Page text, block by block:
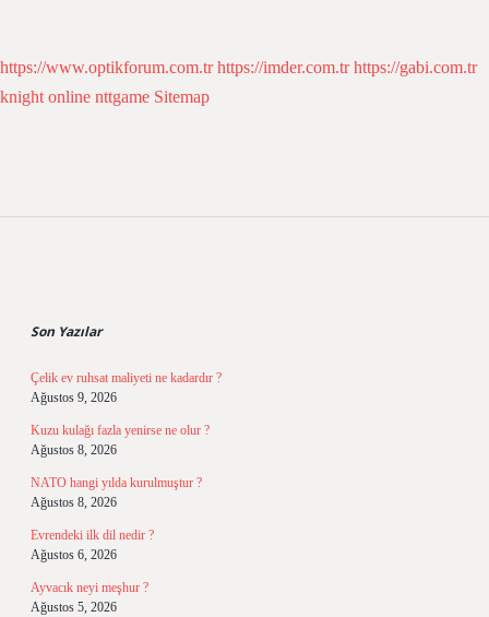
https://www.optikforum.com.tr https://imder.com.tr https://gabi.com.tr
knight online nttgame Sitemap
Son Yazılar
Çelik ev ruhsat maliyeti ne kadardır ?
Ağustos 9, 2026
Kuzu kulağı fazla yenirse ne olur ?
Ağustos 8, 2026
NATO hangi yılda kurulmuştur ?
Ağustos 8, 2026
Evrendeki ilk dil nedir ?
Ağustos 6, 2026
Ayvacık neyi meşhur ?
Ağustos 5, 2026